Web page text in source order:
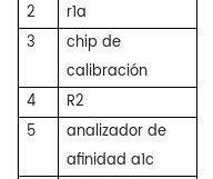
2
r1a
3
chip de
calibración
4
R2
5
analizador de
afinidad a1c